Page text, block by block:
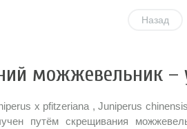
Назад
можжевельник
x pfitzeriana , Juniperus
путём скрещивания